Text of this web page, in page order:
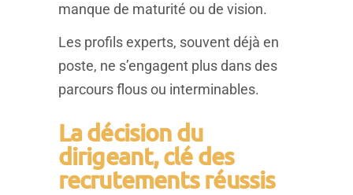
manque de maturité ou de vision.
Les profils experts, souvent déjà en
poste, ne s’engagent plus dans des
parcours flous ou interminables.
La décision du
dirigeant, clé des
recrutements réussis